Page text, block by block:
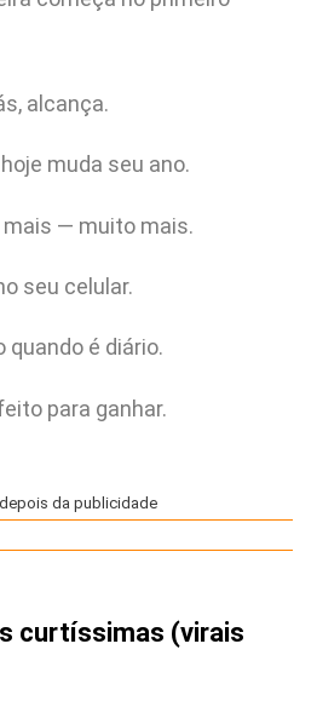
alcança.
muda seu ano.
— muito mais.
seu celular.
quando é diário.
para ganhar.
da publicidade
curtíssimas (virais